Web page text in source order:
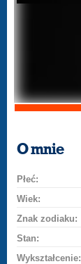
O mnie
Płeć:
Wiek:
Znak zodiaku:
Stan:
Wykształcenie: